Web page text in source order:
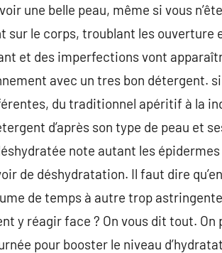
une belle peau, même si vous
sur le corps, troublant les ouverture
et des imperfections vont
avec un tres bon détergent.
du traditionnel apéritif à la
d’après son type de peau et
note autant les
de déshydratation. Il faut dire
de temps à autre trop
y réagir face ? On vous dit tout.
pour booster le niveau